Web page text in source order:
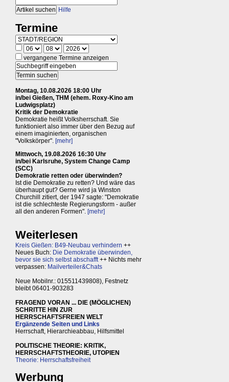
Hilfe
Termine
vergangene Termine anzeigen
Montag, 10.08.2026 18:00 Uhr
in/bei Gießen, THM (ehem. Roxy-Kino am
Ludwigsplatz)
Kritik der Demokratie
Demokratie heißt Volksherrschaft. Sie
funktioniert also immer über den Bezug auf
einem imaginierten, organischen
"Volkskörper". [mehr]
Mittwoch, 19.08.2026 16:30 Uhr
in/bei Karlsruhe, System Change Camp
(SCC)
Demokratie retten oder überwinden?
Ist die Demokratie zu retten? Und wäre das
überhaupt gut? Gerne wird ja Winston
Churchill zitiert, der 1947 sagte: "Demokratie
ist die schlechteste Regierungsform - außer
all den anderen Formen". [mehr]
Weiterlesen
Kreis Gießen: B49-Neubau verhindern ++
Neues Buch: Die Demokratie überwinden,
bevor sie sich selbst abschafft++ Nichts mehr
verpassen: Mailverteiler&Chats
Neue Mobilnr.: 015511439808), Festnetz
bleibt 06401-903283
FRAGEND VORAN ... DIE (MÖGLICHEN)
SCHRITTE HIN ZUR
HERRSCHAFTSFREIEN WELT
Ergänzende Seiten und Links
Herrschaft, Hierarchieabbau, Hilfsmittel
POLITISCHE THEORIE: KRITIK,
HERRSCHAFTSTHEORIE, UTOPIEN
Theorie: Herrschaftsfreiheit
Werbung